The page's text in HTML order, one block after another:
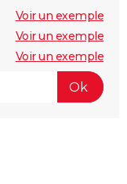
Voir un exemple
Voir un exemple
Voir un exemple